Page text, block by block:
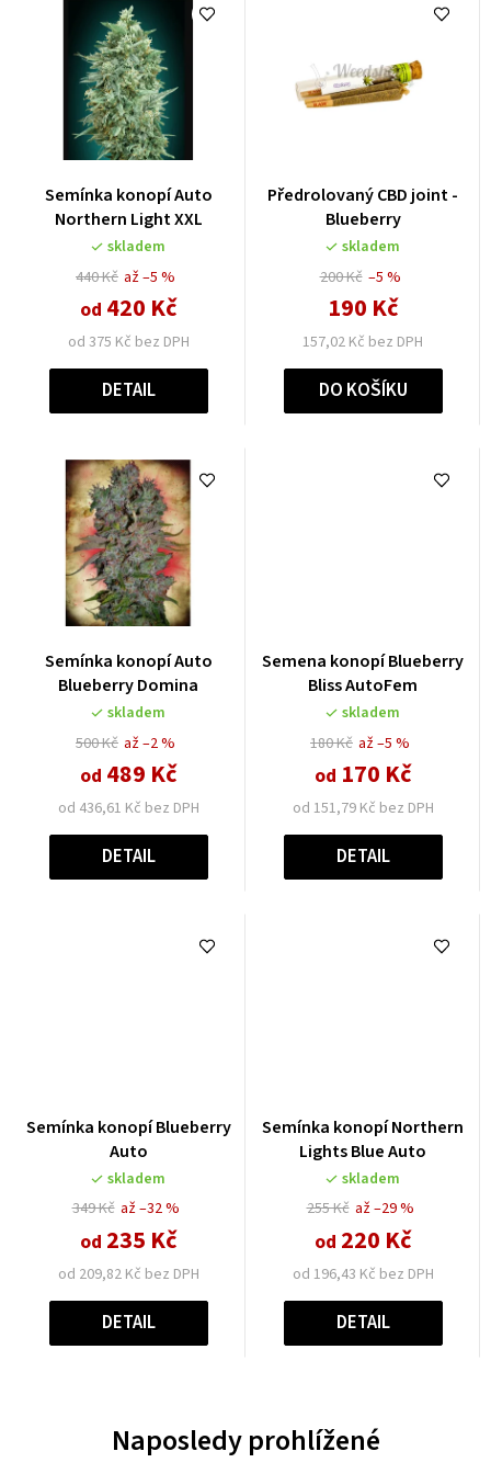
Semínka konopí Auto
Northern Light XXL
skladem
440 Kč
od 375 Kč bez DPH
od 420 Kč
až –5 %
DETAIL
Předrolovaný CBD joint -
Blueberry
skladem
200 Kč
157,02 Kč bez DPH
190 Kč
–5 %
DO KOŠÍKU
Semínka konopí Auto
Blueberry Domina
skladem
500 Kč
od 436,61 Kč bez DPH
od 489 Kč
až –2 %
DETAIL
Semena konopí Blueberry
Bliss AutoFem
skladem
180 Kč
od 151,79 Kč bez DPH
od 170 Kč
až –5 %
DETAIL
Semínka konopí Blueberry
Auto
skladem
349 Kč
od 209,82 Kč bez DPH
od 235 Kč
až –32 %
DETAIL
Semínka konopí Northern
Lights Blue Auto
skladem
255 Kč
od 196,43 Kč bez DPH
od 220 Kč
až –29 %
DETAIL
Naposledy prohlížené